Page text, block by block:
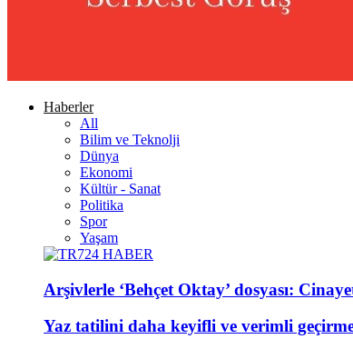
Haberler
All
Bilim ve Teknolji
Dünya
Ekonomi
Kültür - Sanat
Politika
Spor
Yaşam
Arşivlerle ‘Behçet Oktay’ dosyası:
Yaz tatilini daha keyifli ve verimli